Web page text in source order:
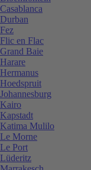
Casablanca
Durban
Fez
Flic en Flac
Grand Baie
Harare
Hermanus
Hoedspruit
Johannesburg
Kairo
Kapstadt
Katima Mulilo
Le Morne
Le Port
Lüderitz